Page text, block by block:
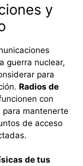
y
guerra nuclear,
para
Radios de
con
para mantenerte
de acceso
de tus